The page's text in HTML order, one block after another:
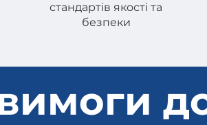
стандартів якості та
безпеки